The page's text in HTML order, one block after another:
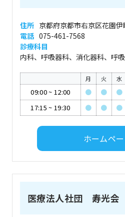
住所 京都府京都市右京区花園伊
電話 075-461-7568
診療科目
内科、呼吸器科、消化器科、呼
月 火 水
09:00~ 12:00 ● ● ●
17:15 ~ 19:30 ● ● ●
ホームペ
医療法人社団 寿光会